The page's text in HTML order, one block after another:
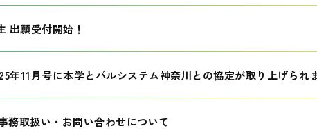
出願受付開始！
年11月号に本学とパルシステム神奈川との協定が取り上げられ
務取扱い・お問い合わせについて